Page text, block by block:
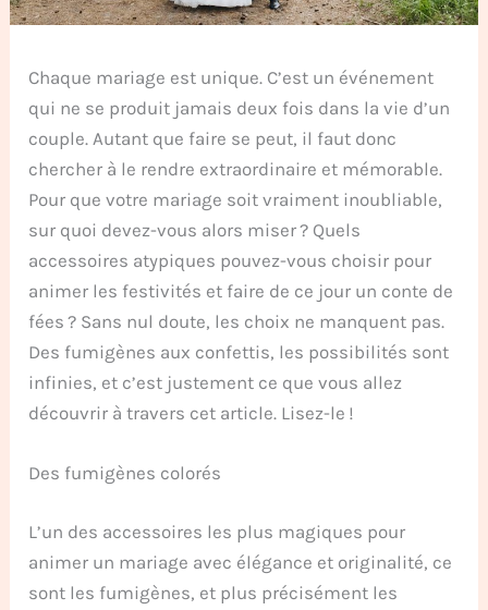
Chaque mariage est unique. C’est un événement
qui ne se produit jamais deux fois dans la vie d’un
couple. Autant que faire se peut, il faut donc
chercher à le rendre extraordinaire et mémorable.
Pour que votre mariage soit vraiment inoubliable,
sur quoi devez-vous alors miser ? Quels
accessoires atypiques pouvez-vous choisir pour
animer les festivités et faire de ce jour un conte de
fées ? Sans nul doute, les choix ne manquent pas.
Des fumigènes aux confettis, les possibilités sont
infinies, et c’est justement ce que vous allez
découvrir à travers cet article. Lisez-le !
Des fumigènes colorés
L’un des accessoires les plus magiques pour
animer un mariage avec élégance et originalité, ce
sont les fumigènes, et plus précisément les